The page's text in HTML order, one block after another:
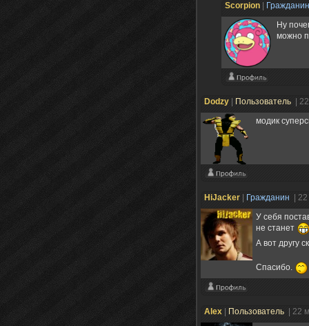
Scorpion
Ну
можно
Dodzy Пользователь
|
модик
HiJacker Гражданин
|
У себя
не станет
А вот другу
Спасибо.
Аlex Пользователь | 22